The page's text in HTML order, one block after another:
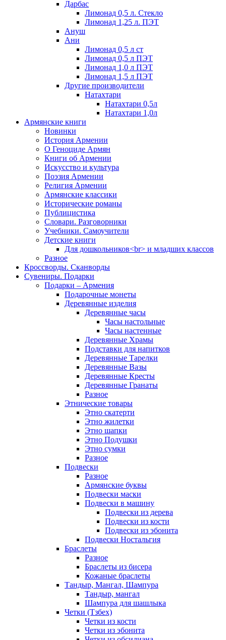
Дарбас
Лимонад 0,5 л. Стекло
Лимонад 1,25 л. ПЭТ
Ануш
Ани
Лимонад 0,5 л ст
Лимонад 0,5 л ПЭТ
Лимонад 1,0 л ПЭТ
Лимонад 1,5 л ПЭТ
Другие производители
Натахтари
Натахтари 0,5л
Натахтари 1,0л
Армянские книги
Новинки
История Армении
О Геноциде Армян
Книги об Армении
Иcкусство и культура
Поэзия Армении
Религия Армении
Армянские классики
Исторические романы
Публицистика
Словари. Разговорники
Учебники. Самоучители
Детские книги
Для дошкольников<br> и младших классов
Разное
Кроссворды. Сканворды
Сувениры. Подарки
Подарки – Армения
Подарочные монеты
Деревянные изделия
Деревянные часы
Часы настольные
Часы настенные
Деревянные Храмы
Подставки для напитков
Деревянные Тарелки
Деревянные Вазы
Деревянные Кресты
Деревянные Гранаты
Разное
Этнические товары
Этно скатерти
Этно жилетки
Этно шапки
Этно Подушки
Этно сумки
Разное
Подвески
Разное
Армянские буквы
Подвески маски
Подвески в машину
Подвески из дерева
Подвески из кости
Подвески из эбонита
Подвески Ностальгия
Браслеты
Разное
Браслеты из бисера
Кожаные браслеты
Тандыр, Мангал, Шампура
Тандыр, мангал
Шампура для шашлыка
Четки (Тзбех)
Четки из кости
Четки из эбонита